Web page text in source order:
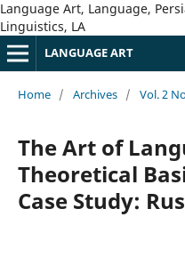
Language Art, Language,
Linguistics, LA
LANGUAGE ART
Home / Archives / Vol. 2
The Art of
Theoretical
Case Study: